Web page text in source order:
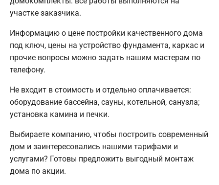
участке заказчика.
Информацию о цене постройки качественного дома
под ключ, цены на устройство фундамента, каркас и
прочие вопросы можно задать нашим мастерам по
телефону.
Не входит в стоимость и отдельно оплачивается:
оборудование бассейна, сауны, котельной, санузла;
установка камина и печки.
Выбираете компанию, чтобы построить современный
дом и заинтересовались нашими тарифами и
услугами? Готовы предложить выгодный монтаж
дома по акции.